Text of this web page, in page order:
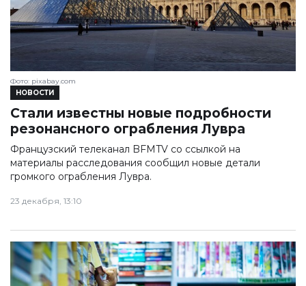
НОВОСТИ
Стали известны новые подробности
резонансного ограбления Лувра
Французский телеканал BFMTV со ссылкой на
материалы расследования сообщил новые детали
громкого ограбления Лувра.
23 декабря, 13:10
Фото: pixabay.com